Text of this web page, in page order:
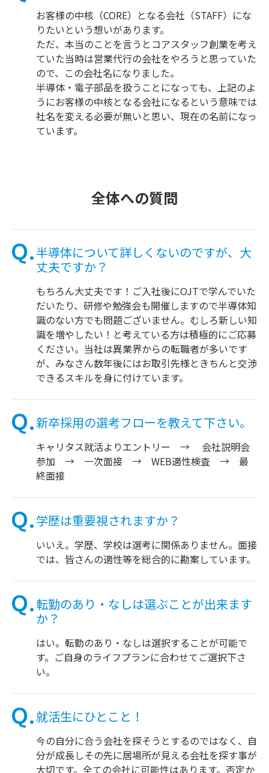
お客様の中核（CORE）となる会社（STAFF）にな
りたいという想いがあります。
ただ、本当のことを言うとコアスタッフ創業を考え
ていた当時は営業代行の会社をやろうと思っていた
ので、この会社名になりました。
半導体・電子部品を扱うことになっても、上記のよ
うにお客様の中核となる会社になるという意味では
社名を変える必要が無いと思い、現在の名前になっ
ています。
全体への質問
半導体について詳しくないのですが、大
丈夫ですか？
もちろん大丈夫です！ご入社後にOJTで学んでいた
だいたり、研修や勉強会も開催しますので半導体知
識のない方でも問題ございません。むしろ新しい知
識を増やしたい！と考えている方は積極的にご応募
ください。当社は異業界からの転職者が多いです
が、みなさん数年後にはお取引先様ときちんと交渉
できるスキルを身に付けています。
新卒採用の選考フローを教えて下さい。
キャリタス就活よりエントリー → 会社説明会
参加 → 一次面接 → WEB適性検査 → 最
終面接
学歴は重要視されますか？
いいえ。学歴、学校は選考に関係ありません。面接
では、皆さんの適性等を総合的に勘案しています。
転勤のあり・なしは選ぶことが出来ます
か？
はい。転勤のあり・なしは選択することが可能で
す。ご自身のライフプランに合わせてご選択下さ
い。
就活生にひとこと！
今の自分に合う会社を探そうとするのではなく、自
分が成長しその先に居場所が見える会社を探す事が
大切です。全ての会社に可能性はあります。否定か